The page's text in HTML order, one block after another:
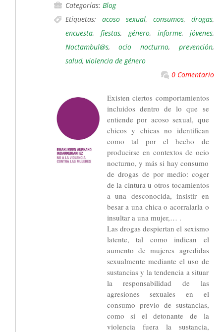
Categorías: Blog
Etiquetas: acoso sexual, consumos, drogas,
encuesta, fiestas,género, informe, jóvenes,
Noctambul@s,ocio nocturno, prevención,
salud, violencia de género
0 Comentario
Existen ciertos comportamientos
incluidos dentro de lo que se
entiende por acoso sexual, que
chicos y chicas no identifican
como tal por el hecho de
producirse en contextos de ocio
nocturno, y más si hay consumo
de drogas de por medio: coger
de la cintura u otros tocamientos
a una desconocida, insistir en
besar a una chica o acorralarla o
insultar a una mujer,… .
Las drogas despiertan el sexismo
latente, tal como indican el
aumento de mujeres agredidas
sexualmente mediante el uso de
sustancias y la tendencia a situar
la responsabilidad de las
agresiones sexuales en el
consumo previo de sustancias,
como si el detonante de la
violencia fuera la sustancia,